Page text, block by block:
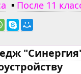
▪ После 11